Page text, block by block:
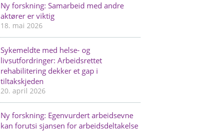
Ny forskning: Samarbeid med andre
aktører er viktig
18. mai 2026
Sykemeldte med helse- og
livsutfordringer: Arbeidsrettet
rehabilitering dekker et gap i
tiltakskjeden
20. april 2026
Ny forskning: Egenvurdert arbeidsevne
kan forutsi sjansen for arbeidsdeltakelse